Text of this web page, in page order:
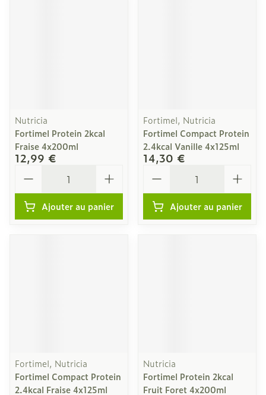
Nutricia
Fortimel Protein 2kcal
Fraise 4x200ml
12,99 €
Ajouter au panier
Fortimel, Nutricia
Fortimel Compact Protein
2.4kcal Vanille 4x125ml
14,30 €
Ajouter au panier
Fortimel, Nutricia
Fortimel Compact Protein
2.4kcal Fraise 4x125ml
Nutricia
Fortimel Protein 2kcal
Fruit Foret 4x200ml